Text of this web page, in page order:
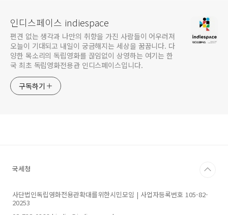
인디스페이스 indiespace
편견 없는 생각과 나만의 취향을 가진 사람들이 어우러져
오늘이 기대되고 내일이 궁금해지는 세상을 꿈꿉니다. 다
양한 목소리의 독립영화를 끊임없이 상영하는 여기는 한
국 최초 독립영화전용관 인디스페이스입니다.
구독하기
국세청
사단법인독립영화전용관확대를위한시민모임 | 사업자등록번호 105-82-
20253